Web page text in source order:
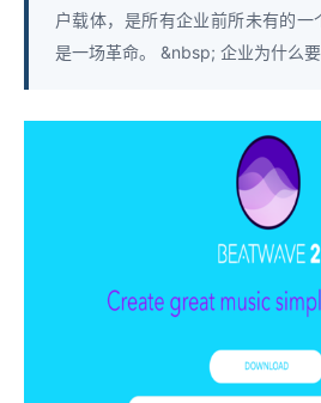
户载体，是所有企业前所未有的
是一场革命。 &nbsp; 企业为什么